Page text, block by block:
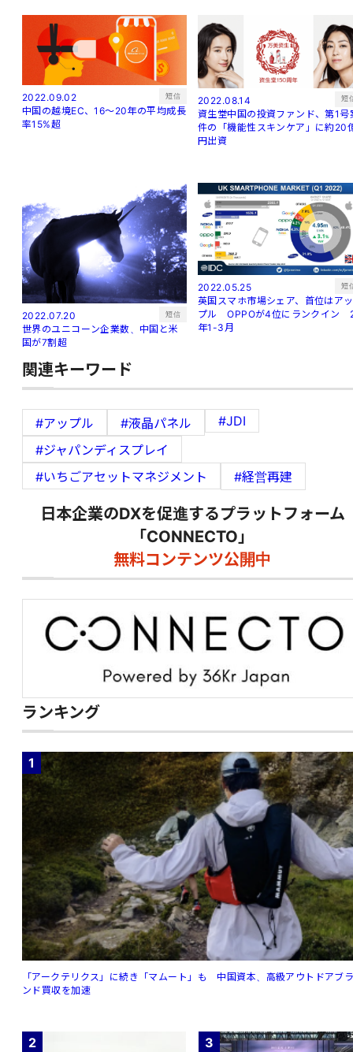
2022.09.02 短信
中国の越境EC、16～20年の平均成長
率15%超
2022.08.14 短
資生堂中国の投資ファンド、第1号
件の「機能性スキンケア」に約20
円出資
2022.07.20 短信
世界のユニコーン企業数、中国と米
国が7割超
2022.05.25 短
英国スマホ市場シェア、首位はアッ
プル OPPOが4位にランクイン
年1-3月
関連キーワード
#アップル #液晶パネル
#JDI
#ジャパンディスプレイ
#いちごアセットマネジメント
#経営再建
日本企業のDXを促進するプラットフォーム
「CONNECTO」
無料コンテンツ公開中
ランキング
1
「アークテリクス」に続き「マムート」も 中国資本、高級アウトドアブ
ンド買収を加速
2 3